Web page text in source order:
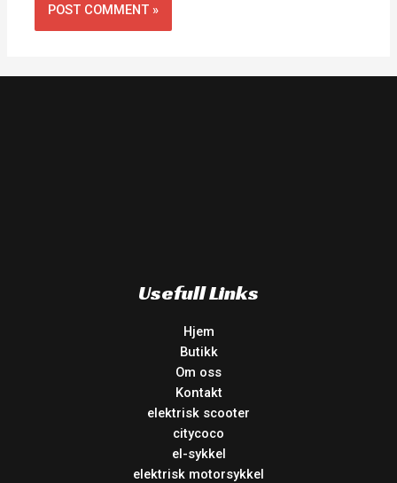
Usefull Links
Hjem
Butikk
Om oss
Kontakt
elektrisk scooter
citycoco
el-sykkel
elektrisk motorsykkel